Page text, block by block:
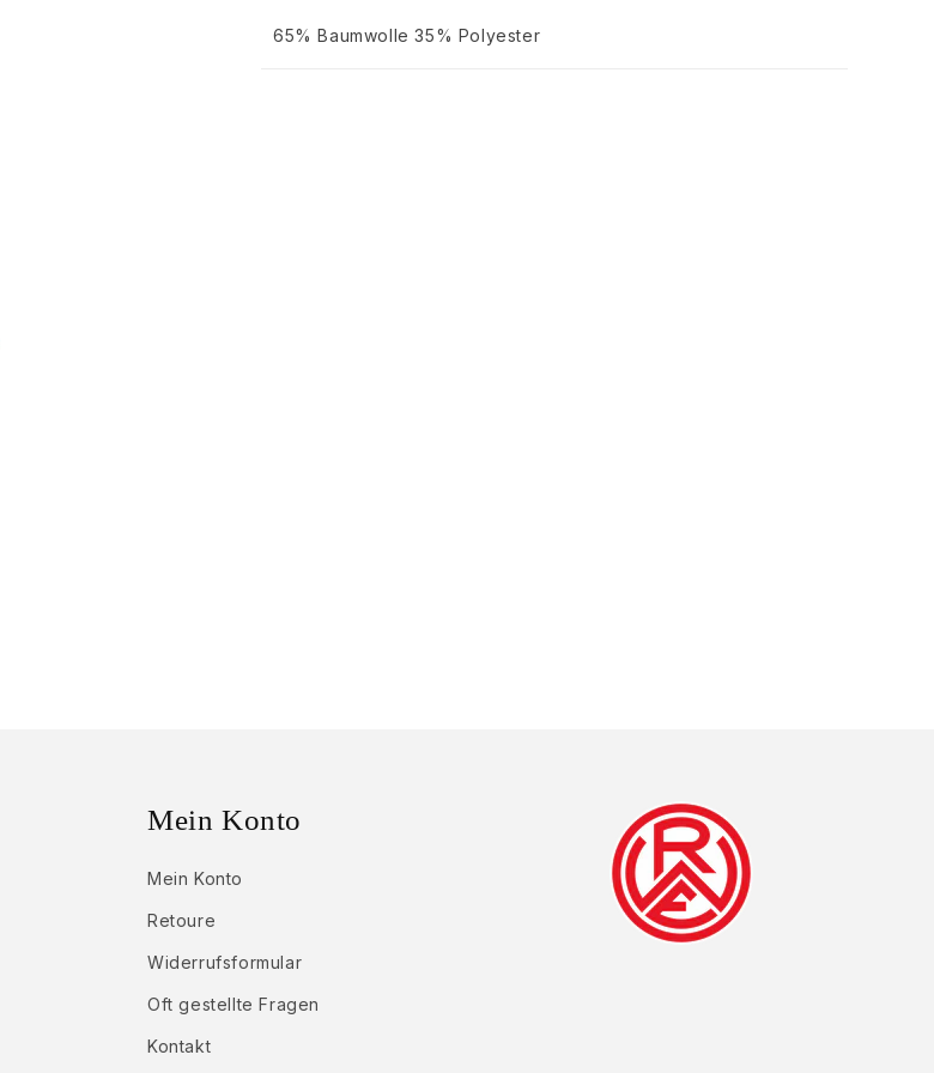
65% Baumwolle 35% Polyester
Mein Konto
Mein Konto
Retoure
Widerrufsformular
Oft gestellte Fragen
Kontakt